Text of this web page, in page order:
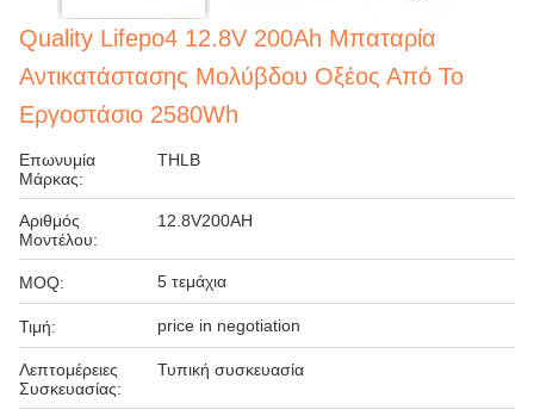
Quality Lifepo4 12.8V 200Ah Μπαταρία
Αντικατάστασης Μολύβδου Οξέος Από Το
Εργοστάσιο 2580Wh
Επωνυμία
Μάρκας:
THLB
Αριθμός
Μοντέλου:
12.8V200AH
MOQ: 5 τεμάχια
Τιμή: price in negotiation
Λεπτομέρειες
Συσκευασίας:
Τυπική συσκευασία